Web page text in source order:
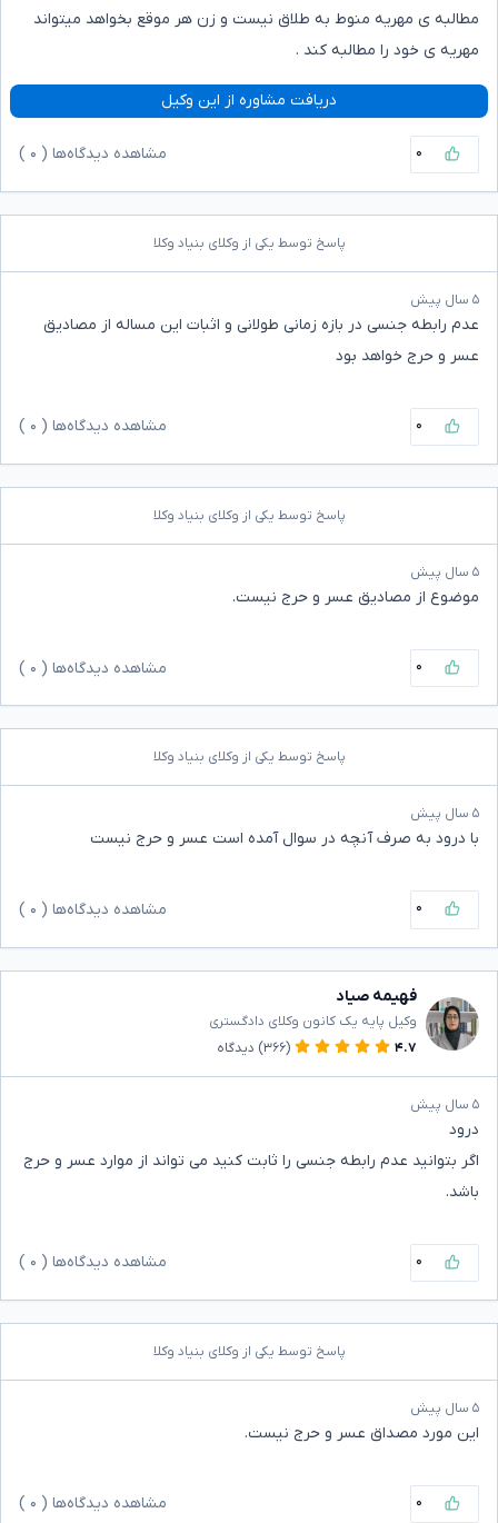
مطالبه ی مهریه منوط به طلاق نیست و زن هر موقع بخواهد میتواند
مهریه ی خود را مطالبه کند .
دریافت مشاوره از این وکیل
۰ مشاهده دیدگاه‌ها ( ۰
پاسخ توسط یکی از وکلای بنیاد وکلا
۵ سال پیش
عدم رابطه جنسی در بازه زمانی طولانی و اثبات این مساله از مصادیق
عسر و حرج خواهد بود
۰ مشاهده دیدگاه‌ها ( ۰
پاسخ توسط یکی از وکلای بنیاد وکلا
۵ سال پیش
موضوع از مصادیق عسر و حرج نیست.
۰ مشاهده دیدگاه‌ها ( ۰
پاسخ توسط یکی از وکلای بنیاد وکلا
۵ سال پیش
با درود به صرف آنچه در سوال آمده است عسر و حرج نیست
۰ مشاهده دیدگاه‌ها ( ۰
فهیمه صیاد
وکیل پایه یک کانون وکلای دادگستری
۴.۷
(۳۶۶) دیدگاه
۵ سال پیش
درود
اگر بتوانید عدم رابطه جنسی را ثابت کنید می تواند از موارد عسر و حرج
باشد.
۰ مشاهده دیدگاه‌ها ( ۰
پاسخ توسط یکی از وکلای بنیاد وکلا
۵ سال پیش
این مورد مصداق عسر و حرج نیست.
۰ مشاهده دیدگاه‌ها ( ۰